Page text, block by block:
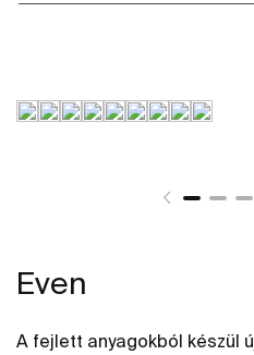
Even
A fejlett anyagokból készül